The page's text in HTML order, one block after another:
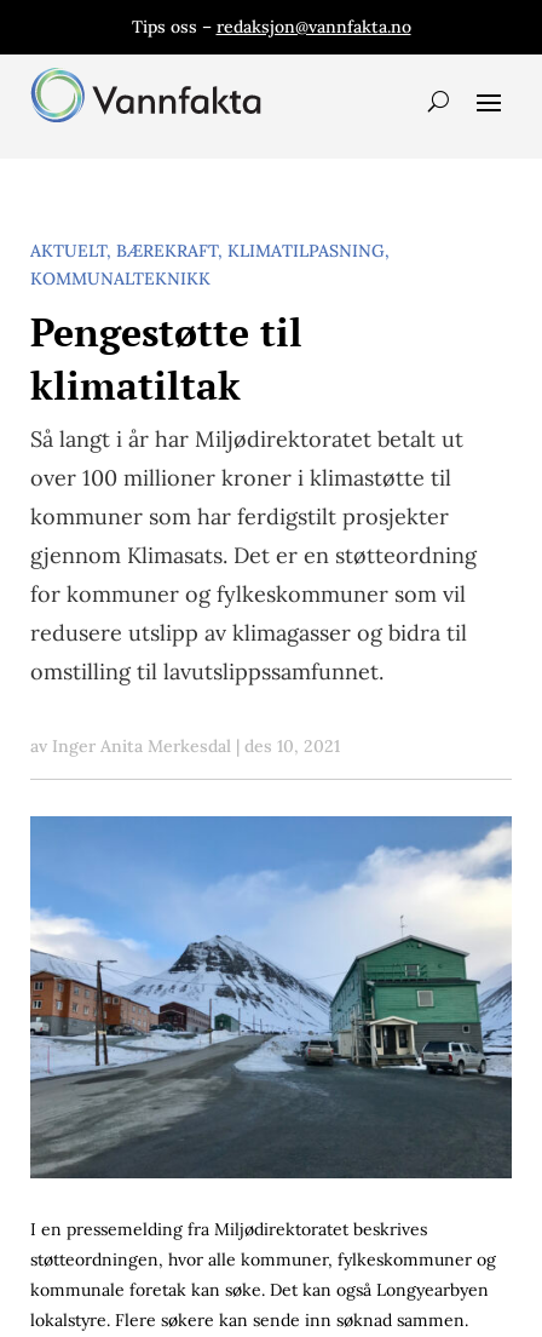
Tips oss – redaksjon@vannfakta.no
AKTUELT, BÆREKRAFT, KLIMATILPASNING,
KOMMUNALTEKNIKK
Pengestøtte til
klimatiltak
Så langt i år har Miljødirektoratet betalt ut
over 100 millioner kroner i klimastøtte til
kommuner som har ferdigstilt prosjekter
gjennom Klimasats. Det er en støtteordning
for kommuner og fylkeskommuner som vil
redusere utslipp av klimagasser og bidra til
omstilling til lavutslippssamfunnet.
av Inger Anita Merkesdal | des 10, 2021
I en pressemelding fra Miljødirektoratet beskrives
støtteordningen, hvor alle kommuner, fylkeskommuner og
kommunale foretak kan søke. Det kan også Longyearbyen
lokalstyre. Flere søkere kan sende inn søknad sammen.